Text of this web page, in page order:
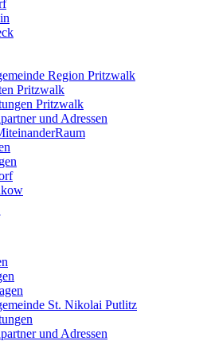
Region Pritzwalk
Pritzwalk
Pritzwalk
und Adressen
St. Nikolai Putlitz
und Adressen